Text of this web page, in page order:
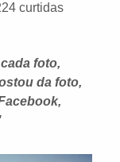
curtidas
foto,
da foto,